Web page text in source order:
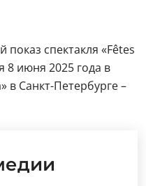
спектакля «Fêtes
8 июня 2025 года в
в Санкт-Петербурге –